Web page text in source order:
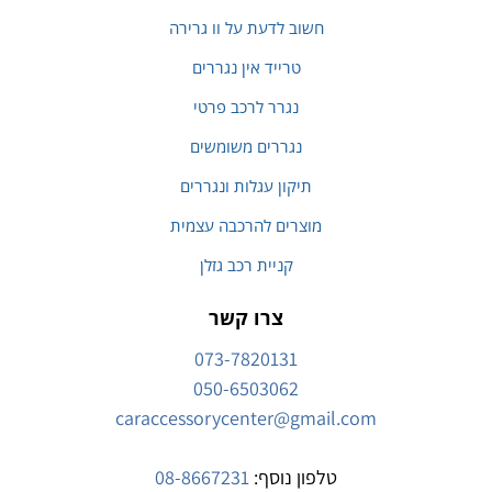
חשוב לדעת על וו גרירה
טרייד אין נגררים
נגרר לרכב פרטי
נגררים משומשים
תיקון עגלות ונגררים
מוצרים להרכבה עצמית
קניית רכב גזלן
צרו קשר
073-7820131
050-6503062
caraccessorycenter@gmail.com
טלפון נוסף: 08-8667231